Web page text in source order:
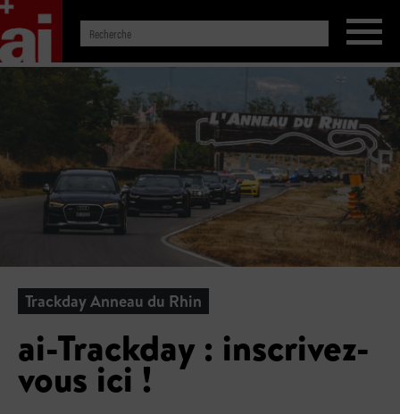
Trackday Anneau du Rhin
ai-Trackday : inscrivez-
vous ici !